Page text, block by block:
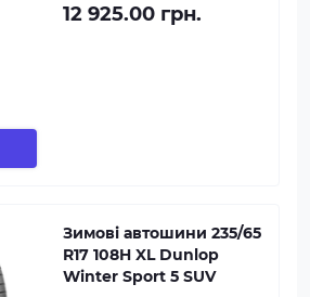
12 925.00 грн.
Зимові автошини 235/65
R17 108H XL Dunlop
Winter Sport 5 SUV